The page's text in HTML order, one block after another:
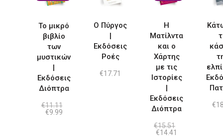
Το μικρό
βιβλίο
των
μυστικών
|
Εκδόσεις
Διόπτρα
€11.11
Original
€9.99Η
Ο Πύργος
|
Εκδόσεις
Ροές
€17.71
Η
Ματίλντα
και ο
Χάρτης
με τις
Ιστορίες
|
Εκδόσεις
Διόπτρα
€15.51
Original
€14.41
€